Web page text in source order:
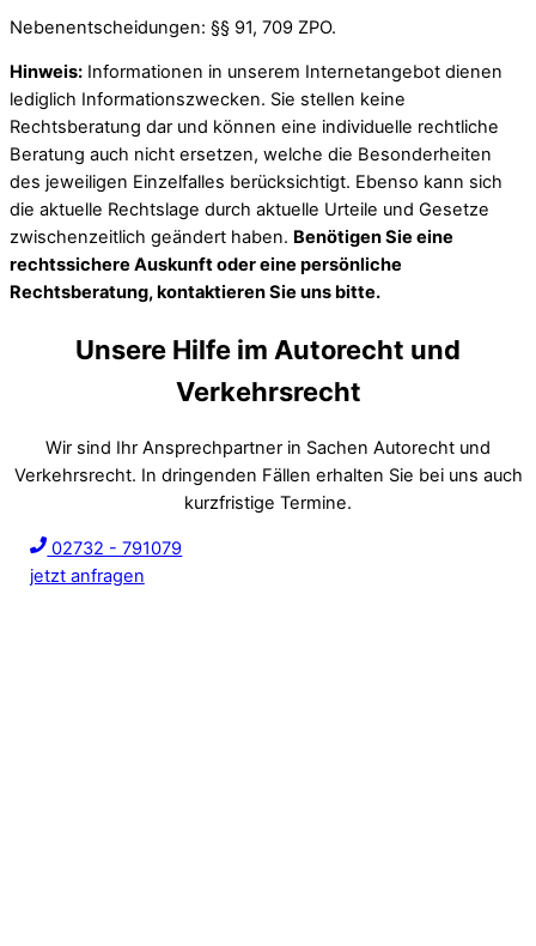
Nebenentscheidungen: §§ 91, 709 ZPO.
Hinweis: Informationen in unserem Internetangebot dienen
lediglich Informationszwecken. Sie stellen keine
Rechtsberatung dar und können eine individuelle rechtliche
Beratung auch nicht ersetzen, welche die Besonderheiten
des jeweiligen Einzelfalles berücksichtigt. Ebenso kann sich
die aktuelle Rechtslage durch aktuelle Urteile und Gesetze
zwischenzeitlich geändert haben. Benötigen Sie eine
rechtssichere Auskunft oder eine persönliche
Rechtsberatung, kontaktieren Sie uns bitte.
Unsere Hilfe im Autorecht und
Verkehrsrecht
Wir sind Ihr Ansprechpartner in Sachen Autorecht und
Verkehrsrecht. In dringenden Fällen erhalten Sie bei uns auch
kurzfristige Termine.
02732 - 791079
jetzt anfragen